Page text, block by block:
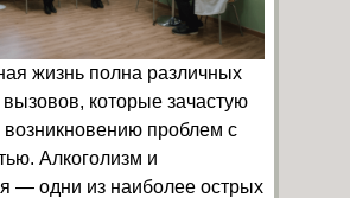
жизнь полна различных
вызовов, которые зачастую
возникновению проблем с
Алкоголизм и
— одни из наиболее острых